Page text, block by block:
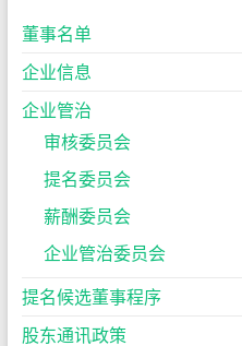
董事名单
企业信息
企业管治
审核委员会
提名委员会
薪酬委员会
企业管治委员会
提名候选董事程序
股东通讯政策